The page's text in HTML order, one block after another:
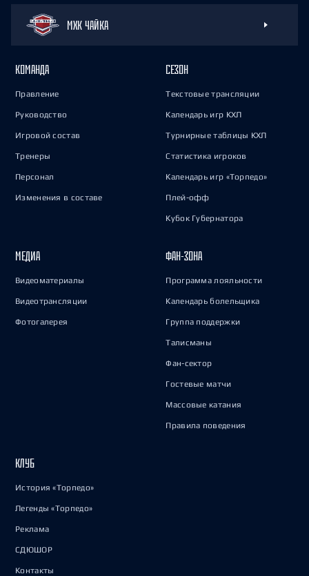
МХК ЧАЙКА
КОМАНДА
Правление
Руководство
Игровой состав
Тренеры
Персонал
Изменения в составе
СЕЗОН
Текстовые трансляции
Календарь игр КХЛ
Турнирные таблицы КХЛ
Статистика игроков
Календарь игр «Торпедо»
Плей-офф
Кубок Губернатора
МЕДИА
Видеоматериалы
Видеотрансляции
Фотогалерея
ФАН-ЗОНА
Программа лояльности
Календарь болельщика
Группа поддержки
Талисманы
Фан-сектор
Гостевые матчи
Массовые катания
Правила поведения
КЛУБ
История «Торпедо»
Легенды «Торпедо»
Реклама
СДЮШОР
Контакты